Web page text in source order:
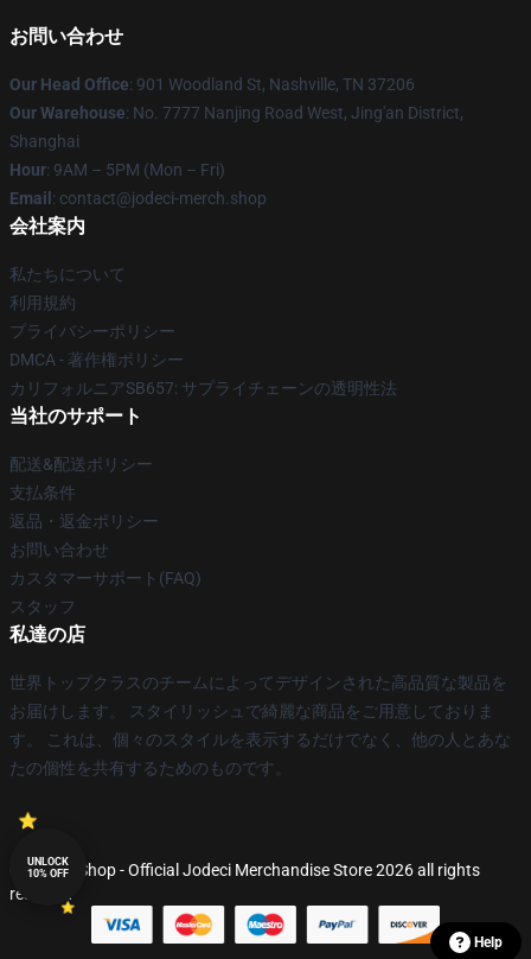
お問い合わせ
Our Head Office: 901 Woodland St, Nashville, TN 37206
Our Warehouse: No. 7777 Nanjing Road West, Jing'an District,
Shanghai
Hour: 9AM – 5PM (Mon – Fri)
Email : contact@jodeci-merch.shop
会社案内
私たちについて
利用規約
プライバシーポリシー
DMCA - 著作権ポリシー
カリフォルニアSB657: サプライチェーンの透明性法
当社のサポート
配送&配送ポリシー
支払条件
返品・返金ポリシー
お問い合わせ
カスタマーサポート(FAQ)
スタッフ
私達の店
世界トップクラスのチームによってデザインされた高品質な製品を
お届けします。 スタイリッシュで綺麗な商品をご用意しておりま
す。 これは、個々のスタイルを表示するだけでなく、他の人とあな
たの個性を共有するためのものです。
© Jodeci Shop - Official Jodeci Merchandise Store 2026 all rights
reserved
Help
UNLOCK
10% OFF